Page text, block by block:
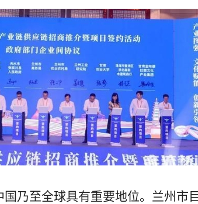
乃至全球具有重要地位。兰州市